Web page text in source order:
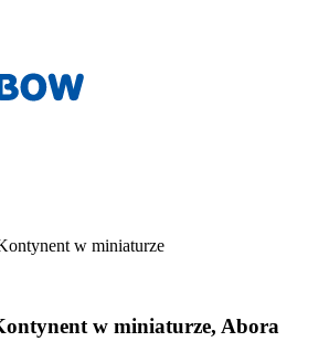
w miniaturze
w miniaturze, Abora